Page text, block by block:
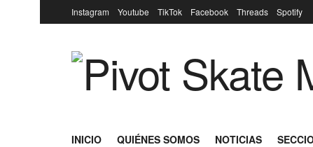
Instagram Youtube TikTok Facebook Threads Spotify
INICIO QUIÉNES SOMOS NOTICIAS